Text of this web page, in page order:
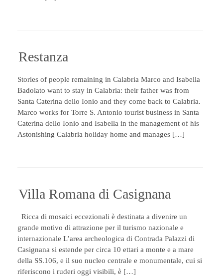
Restanza
Stories of people remaining in Calabria Marco and Isabella
Badolato want to stay in Calabria: their father was from
Santa Caterina dello Ionio and they come back to Calabria.
Marco works for Torre S. Antonio tourist business in Santa
Caterina dello Ionio and Isabella in the management of his
Astonishing Calabria holiday home and manages […]
Villa Romana di Casignana
Ricca di mosaici eccezionali è destinata a divenire un
grande motivo di attrazione per il turismo nazionale e
internazionale L’area archeologica di Contrada Palazzi di
Casignana si estende per circa 10 ettari a monte e a mare
della SS.106, e il suo nucleo centrale e monumentale, cui si
riferiscono i ruderi oggi visibili, è […]